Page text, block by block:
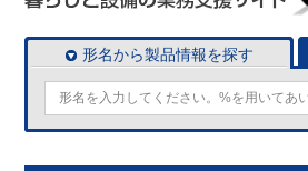
形名から製品情報を探す